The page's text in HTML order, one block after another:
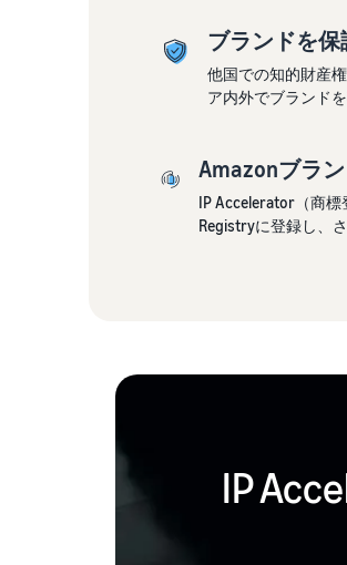
ブランドを保
他国での知的財産
ア内外でブランド
Amazonブラ
IP Accelerator（商
Registryに登録し、
IP